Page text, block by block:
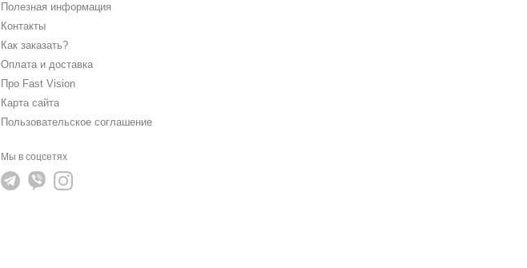
Полезная информация
Контакты
Как заказать?
Оплата и доставка
Про Fast Vision
Карта сайта
Пользовательское соглашение
Мы в соцсетях